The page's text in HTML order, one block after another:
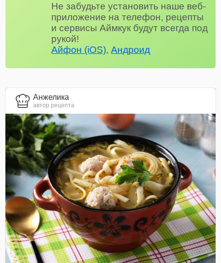
Не забудьте установить наше веб-
приложение на телефон, рецепты
и сервисы Аймкук будут всегда под
рукой!
Айфон (iOS),Андроид
Анжелика
автор рецепта